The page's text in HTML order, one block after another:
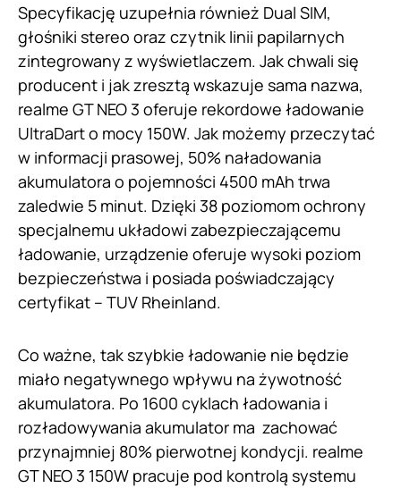
Specyfikację uzupełnia również Dual SIM,
głośniki stereo oraz czytnik linii papilarnych
zintegrowany z wyświetlaczem. Jak chwali się
producent i jak zresztą wskazuje sama nazwa,
realme GT NEO 3 oferuje rekordowe ładowanie
UltraDart o mocy 150W. Jak możemy przeczytać
w informacji prasowej, 50% naładowania
akumulatora o pojemności 4500 mAh trwa
zaledwie 5 minut. Dzięki 38 poziomom ochrony
specjalnemu układowi zabezpieczającemu
ładowanie, urządzenie oferuje wysoki poziom
bezpieczeństwa i posiada poświadczający
certyfikat – TUV Rheinland.
Co ważne, tak szybkie ładowanie nie będzie
miało negatywnego wpływu na żywotność
akumulatora. Po 1600 cyklach ładowania i
rozładowywania akumulator ma zachować
przynajmniej 80% pierwotnej kondycji. realme
GT NEO 3 150W pracuje pod kontrolą systemu